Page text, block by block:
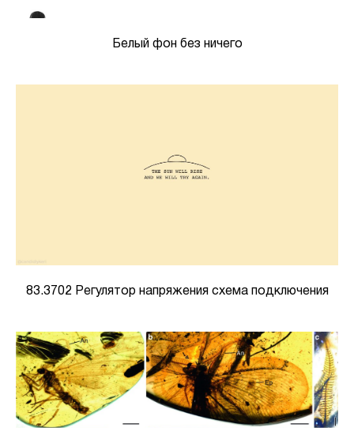
Белый фон без ничего
83.3702 Регулятор напряжения схема подключения